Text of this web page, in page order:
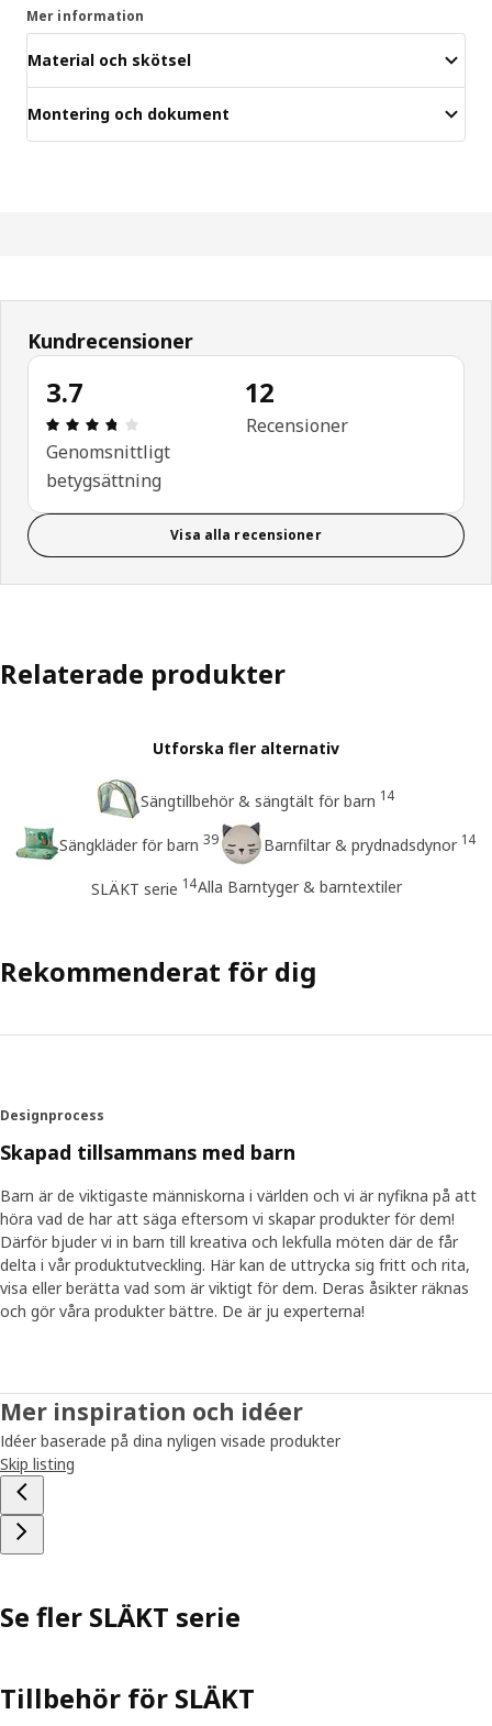
Mer information
Material och skötsel
Montering och dokument
Kundrecensioner
3.7
Recension: 3.7 / 5 stjärnor. Totalt antal
Genomsnittligt
betygsättning
12
Recensioner
Visa alla recensioner
Relaterade produkter
Utforska fler alternativ
Sängtillbehör & sängtält för barn 14
Sängkläder för barn 39 Barnfiltar & prydnadsdynor 14
SLÄKT serie 14Alla Barntyger & barntextiler
Rekommenderat för dig
Designprocess
Skapad tillsammans med barn
Barn är de viktigaste människorna i världen och vi är nyfikna på att
höra vad de har att säga eftersom vi skapar produkter för dem!
Därför bjuder vi in barn till kreativa och lekfulla möten där de får
delta i vår produktutveckling. Här kan de uttrycka sig fritt och rita,
visa eller berätta vad som är viktigt för dem. Deras åsikter räknas
och gör våra produkter bättre. De är ju experterna!
Mer inspiration och idéer
Idéer baserade på dina nyligen visade produkter
Skip listing
Se fler SLÄKT serie
Tillbehör för SLÄKT